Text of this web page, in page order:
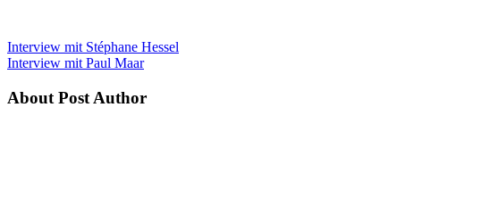
Interview mit Stéphane Hessel
Interview mit Paul Maar
About Post Author